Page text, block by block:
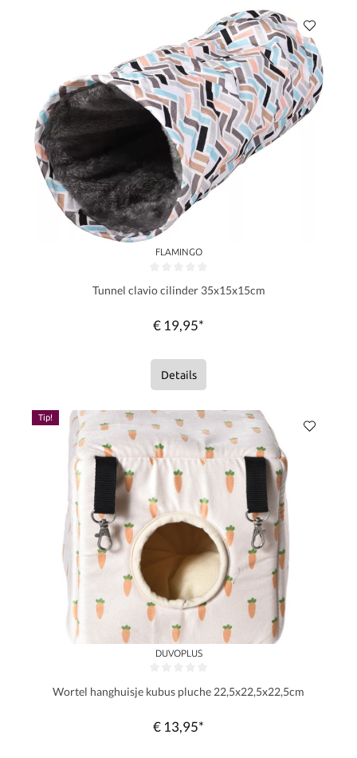
FLAMINGO
Tunnel clavio cilinder 35x15x15cm
€ 19,95*
Details
Tip!
DUVOPLUS
Wortel hanghuisje kubus pluche 22,5x22,5x22,5cm
€ 13,95*